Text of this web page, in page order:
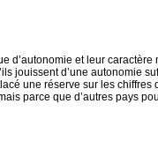
et leur
jouissent d’une autonomie
une réserve sur les
parce que d’autres pays